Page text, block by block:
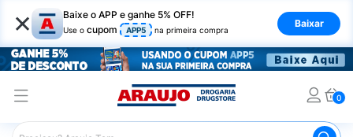
× Baixe o APP e ganhe 5% OFF!
Use o cupom APP5 na primeira compra
Baixar
0